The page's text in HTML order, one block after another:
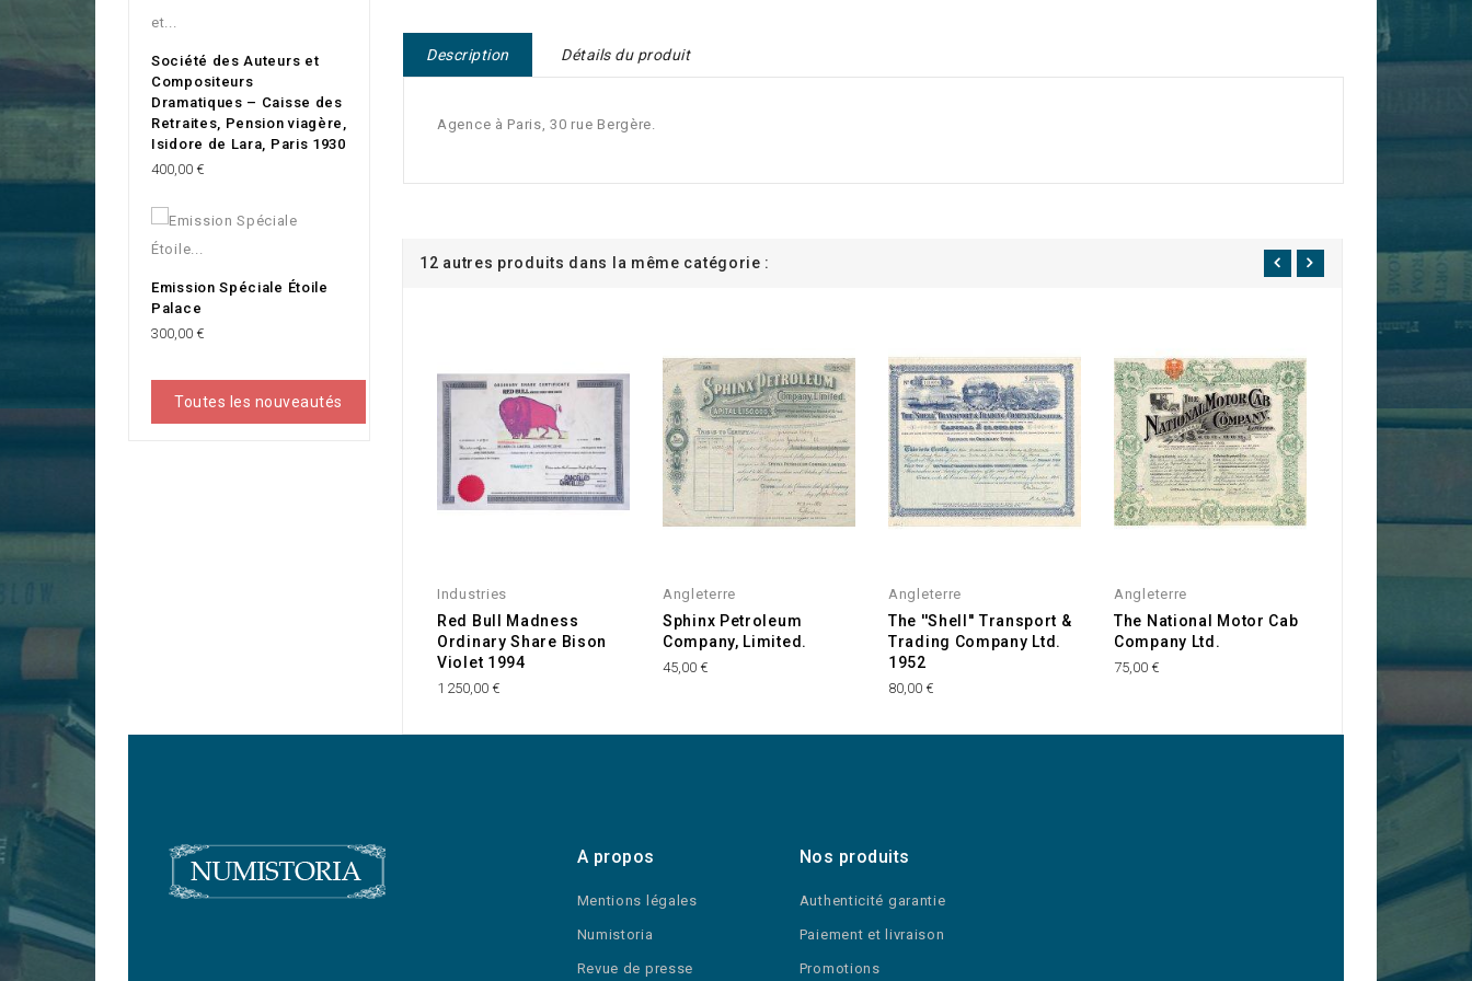
Société des Auteurs et
Compositeurs
Dramatiques – Caisse des
Retraites, Pension viagère,
Isidore de Lara, Paris 1930
Prix
400,00 €
Emission Spéciale Étoile
Palace
Prix
300,00 €
Toutes les nouveautés
Description Détails du produit
Agence à Paris, 30 rue Bergère.
12 autres produits dans la même catégorie :
Industries
Red Bull Madness
Ordinary Share Bison
Violet 1994
1 250,00 €
Angleterre
Sphinx Petroleum
Company, Limited.
45,00 €
Angleterre
The ''Shell'' Transport &
Trading Company Ltd.
1952
80,00 €
Angleterre
The National Motor Cab
Company Ltd.
75,00 €
A propos
Mentions légales
Numistoria
Revue de presse
Nos produits
Authenticité garantie
Paiement et livraison
Promotions